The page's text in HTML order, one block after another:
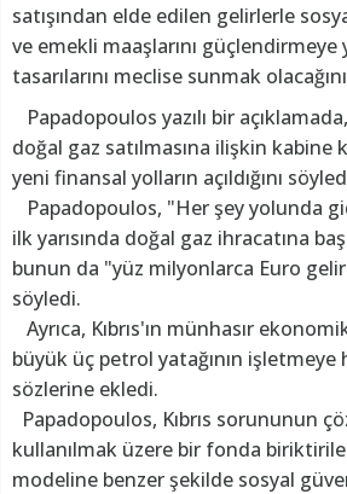
satışından elde edilen gelirlerle
ve emekli maaşlarını güçlendirmeye
tasarılarını meclise sunmak
Papadopoulos yazılı bir
doğal gaz satılmasına ilişkin kabine
yeni finansal yolların açıldığını
Papadopoulos, "Her şey yolunda
ilk yarısında doğal gaz ihracatına
bunun da "yüz milyonlarca Euro
söyledi.
Ayrıca, Kıbrıs'ın münhasır
büyük üç petrol yatağının işletmeye
sözlerine ekledi.
Papadopoulos, Kıbrıs sorununun
kullanılmak üzere bir fonda
modeline benzer şekilde sosyal